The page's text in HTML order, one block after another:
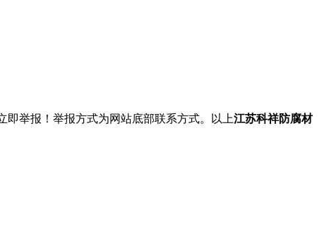
即举报！举报方式为网站底部联系方式。以上江苏科祥防腐材